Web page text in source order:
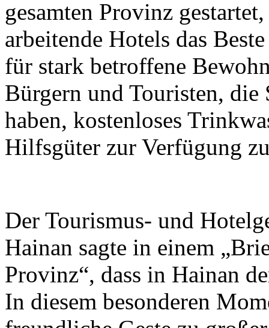
gesamten Provinz
arbeitende Hotels das
für stark betroffene
Bürgern und Touristen,
haben, kostenloses
Hilfsgüter zur Verfügung
Der Tourismus- und
Hainan sagte in einem
Provinz“, dass in Hainan
In diesem besonderen